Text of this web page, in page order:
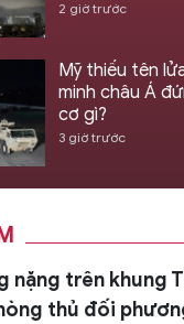
2 giờ trước
Mỹ thiếu tên
minh châu Á
cơ gì?
3 giờ trước
nặng trên khung
thủ đối